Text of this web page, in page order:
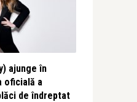
ajunge în
oficială a
de îndreptat